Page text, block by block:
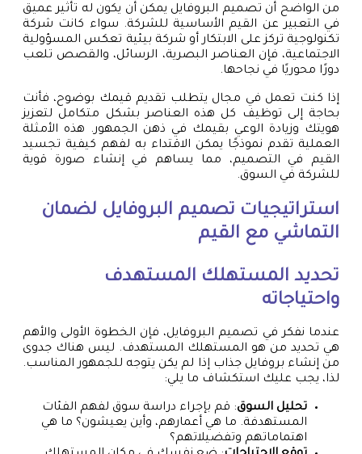
من الواضح أن تصميم البروفايل يمكن أن يكون له تأثير عميق
في التعبير عن القيم الأساسية للشركة. سواء كانت شركة
تكنولوجية تركز على الابتكار أو شركة بيئية تعكس المسؤولية
الاجتماعية، فإن العناصر البصرية، الرسائل، والقصص تلعب
دورًا محوريًا في نجاحها.
إذا كنت تعمل في مجال يتطلب تقديم قيمك بوضوح، فأنت
بحاجة إلى توظيف كل هذه العناصر بشكل متكامل لتعزيز
هويتك وزيادة الوعي بقيمك في ذهن الجمهور. هذه الأمثلة
العملية تقدم نموذجًا يمكن الاقتداء به لفهم كيفية تجسيد
القيم في التصميم، مما يساهم في إنشاء صورة قوية
للشركة في السوق.
استراتيجيات تصميم البروفايل لضمان
التماشي مع القيم
تحديد المستهلك المستهدف
واحتياجاته
عندما نفكر في تصميم البروفايل، فإن الخطوة الأولى والأهم
هي تحديد من هو المستهلك المستهدف. ليس هناك جدوى
من إنشاء بروفايل جذاب إذا لم يكن يتوجه للجمهور المناسب.
لذا، يجب عليك استكشاف ما يلي:
تحليل السوق: قم بإجراء دراسة سوق لفهم الفئات
المستهدفة. ما هي أعمارهم، وأين يعيشون؟ ما هي
اهتماماتهم وتفضيلاتهم؟